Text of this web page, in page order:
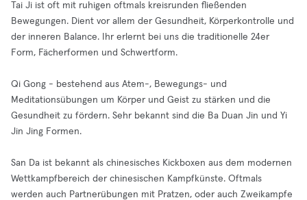
Tai Ji ist oft mit ruhigen oftmals kreisrunden fließenden
Bewegungen. Dient vor allem der Gesundheit, Körperkontrolle und
der inneren Balance. Ihr erlernt bei uns die traditionelle 24er
Form, Fächerformen und Schwertform.
Qi Gong - bestehend aus Atem-, Bewegungs- und
Meditationsübungen um Körper und Geist zu stärken und die
Gesundheit zu fördern. Sehr bekannt sind die Ba Duan Jin und Yi
Jin Jing Formen.
San Da ist bekannt als chinesisches Kickboxen aus dem modernen
Wettkampfbereich der chinesischen Kampfkünste. Oftmals
werden auch Partnerübungen mit Pratzen, oder auch Zweikampfe